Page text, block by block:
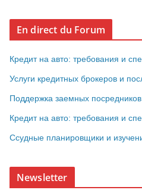
En direct du Forum
Кредит на авто: требования и
Услуги кредитных брокеров и
Поддержка заемных посредников
Кредит на авто: требования и
Ссудные планировщики и
Newsletter